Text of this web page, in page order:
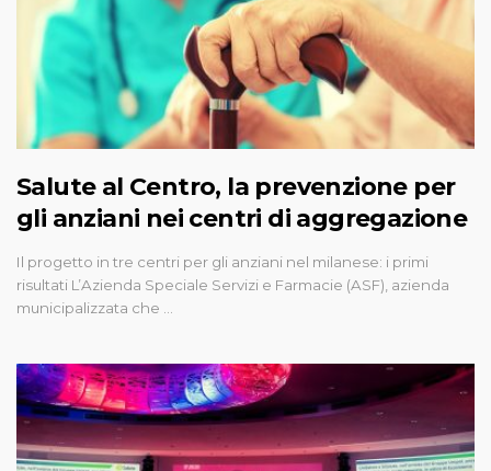
Salute al Centro, la prevenzione per
gli anziani nei centri di aggregazione
Il progetto in tre centri per gli anziani nel milanese: i primi
risultati L’Azienda Speciale Servizi e Farmacie (ASF), azienda
municipalizzata che …